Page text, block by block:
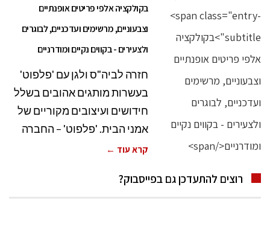
בקולקציה אלפי פריטים אופנתיים
וצבעוניים, מרשימים ועדכניים, לבוגרים
ולצעירים - בקווים נקיים ומודרניים
חזרה לביה"ס ולגן עם 'פלפוט'
בעשרות מותגים אהובים בשלל
חידושים ועיצובים מקוריים של
אמני הבית. 'פלפוט' – החברה
קרא עוד ←
רוצים להתעדכן גם בפייסבוק?